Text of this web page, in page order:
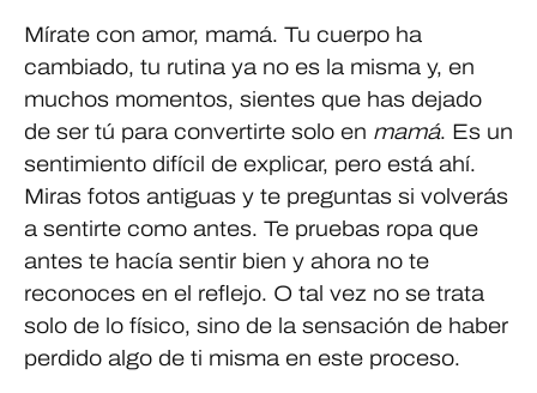
Mírate con amor, mamá. Tu cuerpo ha
cambiado, tu rutina ya no es la misma y, en
muchos momentos, sientes que has dejado
de ser tú para convertirte solo en mamá. Es un
sentimiento difícil de explicar, pero está ahí.
Miras fotos antiguas y te preguntas si volverás
a sentirte como antes. Te pruebas ropa que
antes te hacía sentir bien y ahora no te
reconoces en el reflejo. O tal vez no se trata
solo de lo físico, sino de la sensación de haber
perdido algo de ti misma en este proceso.